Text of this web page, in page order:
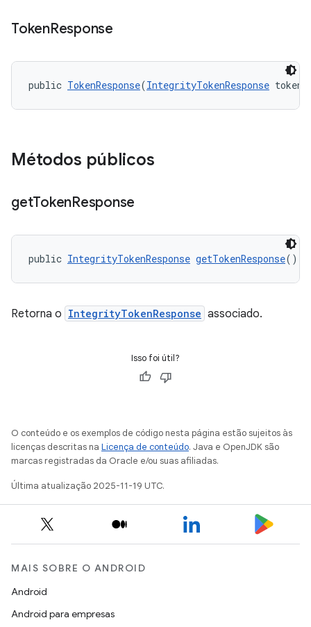
TokenResponse
public TokenResponse(IntegrityTokenResponse token)
Métodos públicos
getTokenResponse
public IntegrityTokenResponse getTokenResponse()
Retorna o IntegrityTokenResponse associado.
Isso foi útil?
O conteúdo e os exemplos de código nesta página estão sujeitos às
licenças descritas na Licença de conteúdo. Java e OpenJDK são
marcas registradas da Oracle e/ou suas afiliadas.
Última atualização 2025-11-19 UTC.
MAIS SOBRE O ANDROID
Android
Android para empresas